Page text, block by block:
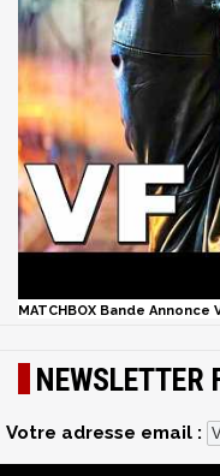
MATCHBOX Bande Annonce
NEWSLETTER
Votre adresse email :